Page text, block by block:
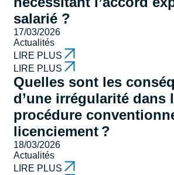
salarié ?
17/03/2026
Actualités
LIRE PLUS
LIRE PLUS
Quelles sont les
d’une irrégularité dans
procédure
licenciement ?
18/03/2026
Actualités
LIRE PLUS